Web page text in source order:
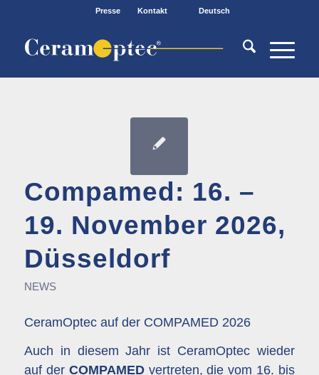
Presse Kontakt Deutsch
Compamed: 16. –
19. November 2026,
Düsseldorf
NEWS
CeramOptec auf der COMPAMED 2026
Auch in diesem Jahr ist CeramOptec wieder
auf der COMPAMEDvertreten, die vom 16. bis